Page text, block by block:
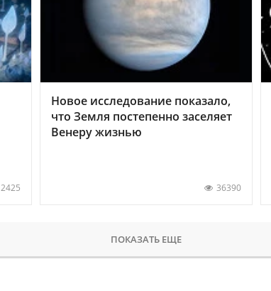
2425
Новое исследование показало,
что Земля постепенно заселяет
Венеру жизнью
36390
ПОКАЗАТЬ ЕЩЕ